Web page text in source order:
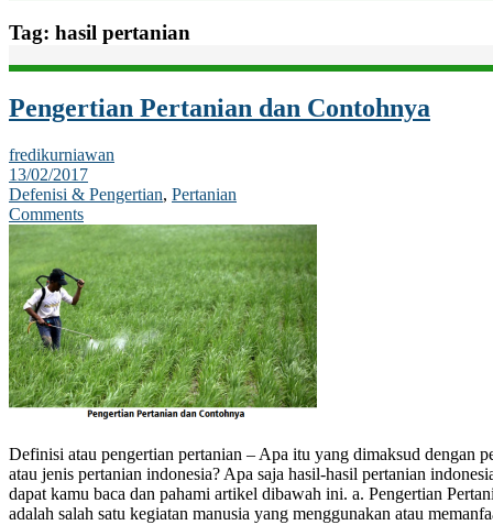
Tag: hasil pertanian
Pengertian Pertanian dan Contohnya
fredikurniawan
13/02/2017
Defenisi & Pengertian, Pertanian
Comments
Definisi atau pengertian pertanian – Apa itu yang dimaksud dengan
atau jenis pertanian indonesia? Apa saja hasil-hasil pertanian
dapat kamu baca dan pahami artikel dibawah ini. a. Pengertian
adalah salah satu kegiatan manusia yang menggunakan atau